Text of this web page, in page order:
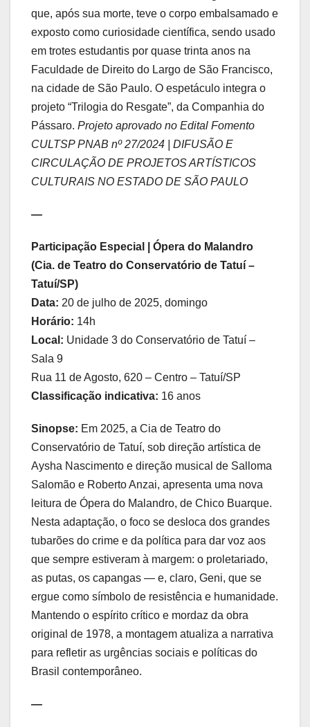
que, após sua morte, teve o corpo embalsamado e
exposto como curiosidade científica, sendo usado
em trotes estudantis por quase trinta anos na
Faculdade de Direito do Largo de São Francisco,
na cidade de São Paulo. O espetáculo integra o
projeto “Trilogia do Resgate”, da Companhia do
Pássaro. Projeto aprovado no Edital Fomento
CULTSP PNAB nº 27/2024 | DIFUSÃO E
CIRCULAÇÃO DE PROJETOS ARTÍSTICOS
CULTURAIS NO ESTADO DE SÃO PAULO
—
Participação Especial | Ópera do Malandro
(Cia. de Teatro do Conservatório de Tatuí –
Tatuí/SP)
Data: 20 de julho de 2025, domingo
Horário: 14h
Local: Unidade 3 do Conservatório de Tatuí –
Sala 9
Rua 11 de Agosto, 620 – Centro – Tatuí/SP
Classificação indicativa: 16 anos
Sinopse: Em 2025, a Cia de Teatro do
Conservatório de Tatuí, sob direção artística de
Aysha Nascimento e direção musical de Salloma
Salomão e Roberto Anzai, apresenta uma nova
leitura de Ópera do Malandro, de Chico Buarque.
Nesta adaptação, o foco se desloca dos grandes
tubarões do crime e da política para dar voz aos
que sempre estiveram à margem: o proletariado,
as putas, os capangas — e, claro, Geni, que se
ergue como símbolo de resistência e humanidade.
Mantendo o espírito crítico e mordaz da obra
original de 1978, a montagem atualiza a narrativa
para refletir as urgências sociais e políticas do
Brasil contemporâneo.
—